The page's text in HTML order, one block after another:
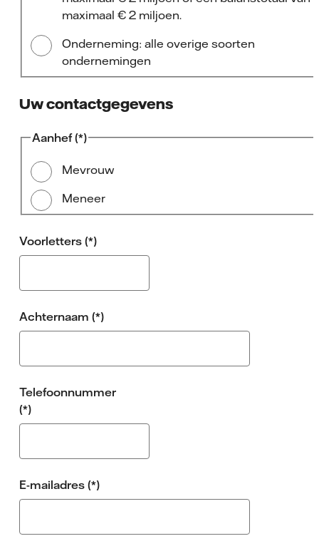
maximaal € 2 miljoen.
Onderneming: alle overige soorten
ondernemingen
Uw contactgegevens
Aanhef
Mevrouw
Meneer
Voorletters
Achternaam
Telefoonnummer
E-mailadres